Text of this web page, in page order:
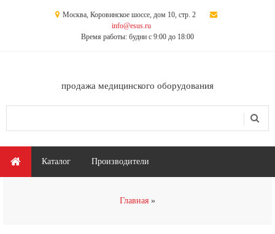
Москва, Коровинское шоссе, дом 10, стр. 2
info@esus.ru
Время работы: будни с 9:00 до 18:00
продажа медицинского оборудования
Главное меню
Каталог Производители
Главная